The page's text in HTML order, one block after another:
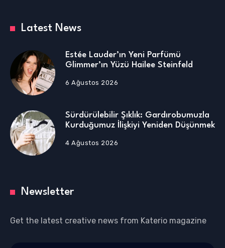
Latest News
Estée Lauder’ın Yeni Parfümü
Glimmer’ın Yüzü Hailee Steinfeld
6 Ağustos 2026
Sürdürülebilir Şıklık: Gardırobumuzla
Kurduğumuz İlişkiyi Yeniden Düşünmek
4 Ağustos 2026
Newsletter
Get the latest creative news from Katerio magazine